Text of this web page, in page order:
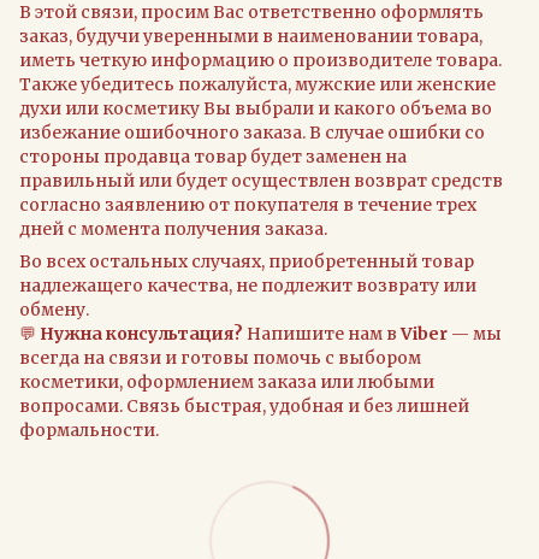
В этой связи, просим Вас ответственно оформлять
заказ, будучи уверенными в наименовании товара,
иметь четкую информацию о производителе товара.
Также убедитесь пожалуйста, мужские или женские
духи или косметику Вы выбрали и какого объема во
избежание ошибочного заказа. В случае ошибки со
стороны продавца товар будет заменен на
правильный или будет осуществлен возврат средств
согласно заявлению от покупателя в течение трех
дней с момента получения заказа.
Во всех остальных случаях, приобретенный товар
надлежащего качества, не подлежит возврату или
обмену.
💬 Нужна консультация? Напишите нам вViber — мы
всегда на связи и готовы помочь с выбором
косметики, оформлением заказа или любыми
вопросами. Связь быстрая, удобная и без лишней
формальности.